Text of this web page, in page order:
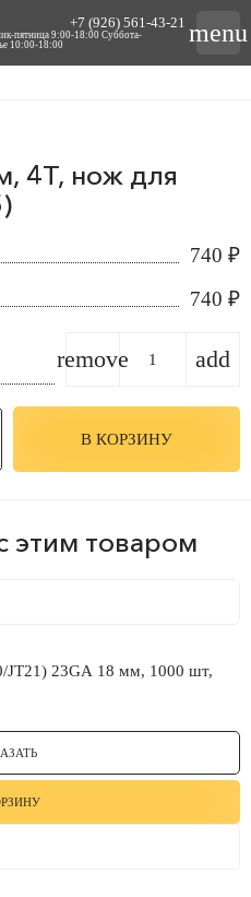
4T, нож для
740 ₽
740 ₽
remove add
В КОРЗИНУ
этим товаром
+7 (926) 561-43-21
пятница 9:00-18:00 Суббота-
10:00-18:00
menu